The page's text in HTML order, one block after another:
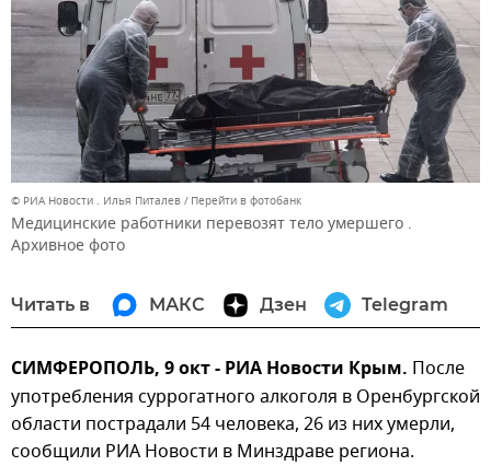
© РИА Новости . Илья Питалев Перейти в фотобанк
Медицинские работники перевозят тело умершего .
Архивное фото
Читать в МАКС Дзен Telegram
СИМФЕРОПОЛЬ, 9 окт - РИА Новости Крым. После
употребления суррогатного алкоголя в Оренбургской
области пострадали 54 человека, 26 из них умерли,
сообщили РИА Новости в Минздраве региона.